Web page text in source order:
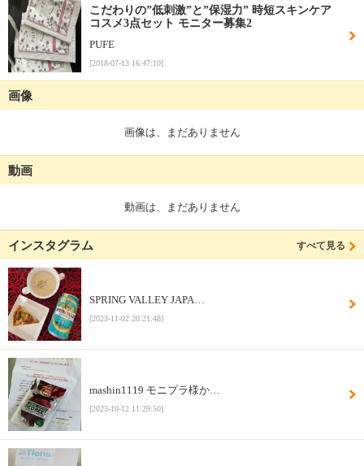
こだわりの”低刺激”と”保湿力” 時短スキンケア
コスメ3点セット モニター募集2
PUFE
[2018-07-13 16:47:10]
画像
画像は、まだありません
動画
動画は、まだありません
インスタグラム すべて見る
SPRING VALLEY JAPA…
[2023-11-02 20:21:48]
mashin1119 モニプラ様か…
[2023-10-12 11:29:50]